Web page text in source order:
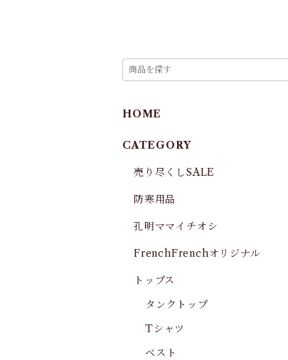
HOME
CATEGORY
売り尽くしSALE
防寒用品
孔明ママイチオシ
FrenchFrenchオリジナル
トップス
タンクトップ
Tシャツ
ベスト